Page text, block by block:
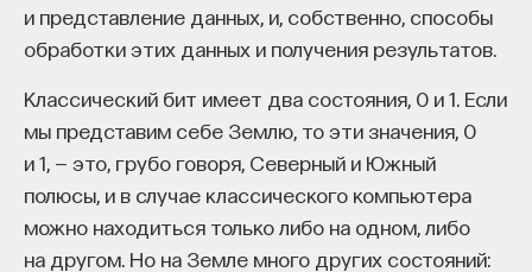
и представление данных, и, собственно, способы
обработки этих данных и получения результатов.
Классический бит имеет два состояния, 0 и 1. Если
мы представим себе Землю, то эти значения, 0
и 1, — это, грубо говоря, Северный и Южный
полюсы, и в случае классического компьютера
можно находиться только либо на одном, либо
на другом. Но на Земле много других состояний: